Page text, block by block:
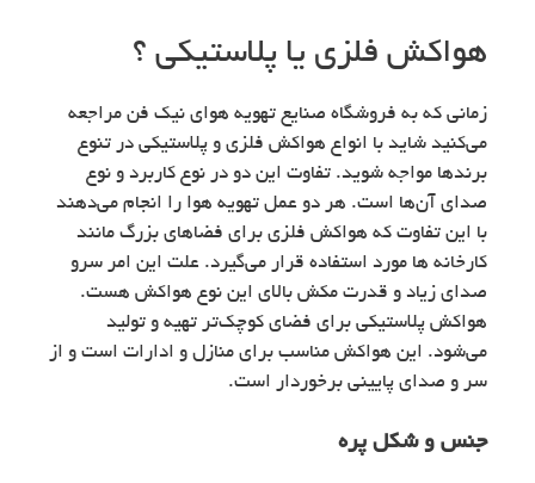
هواکش فلزی یا پلاستیکی ؟
زمانی که به فروشگاه صنایع تهویه هوای نیک فن مراجعه
می‌کنید شاید با انواع هواکش فلزی و پلاستیکی در تنوع
برندها مواجه شوید. تفاوت این دو در نوع کاربرد و نوع
صدای آن‌ها است. هر دو عمل تهویه هوا را انجام می‌دهند
با این تفاوت که هواکش فلزی برای فضاهای بزرگ مانند
کارخانه ها مورد استفاده قرار می‌گیرد. علت این امر سرو
صدای زیاد و قدرت مکش بالای این نوع هواکش هست.
هواکش پلاستیکی برای فضای کوچک‌تر تهیه و تولید
می‌شود. این هواکش مناسب برای منازل و ادارات است و از
سر و صدای پایینی برخوردار است.
جنس و شکل پره